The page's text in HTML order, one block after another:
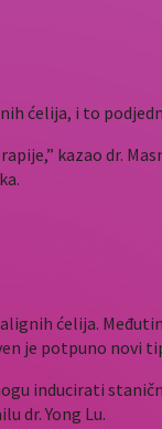
ćelija, i to
kazao dr.
ćelija.
je potpuno novi
inducirati
dr. Yong Lu.